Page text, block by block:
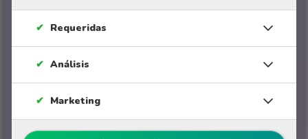
Requeridas
✔
Análisis
✔
Marketing
✔